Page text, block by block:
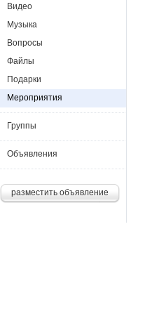
Видео
Музыка
Вопросы
Файлы
Подарки
Мероприятия
Группы
Объявления
разместить объявление